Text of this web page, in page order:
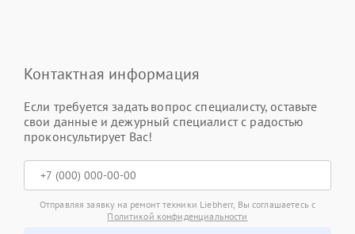
Контактная информация
Если требуется задать вопрос специалисту, оставьте
свои данные и дежурный специалист с радостью
проконсультирует Вас!
Отправляя заявку на ремонт техники Liebherr, Вы соглашаетесь с
Политикой конфиденциальности